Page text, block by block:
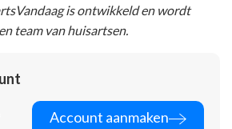
is ontwikkeld en wordt
team van huisartsen.
Account aanmaken